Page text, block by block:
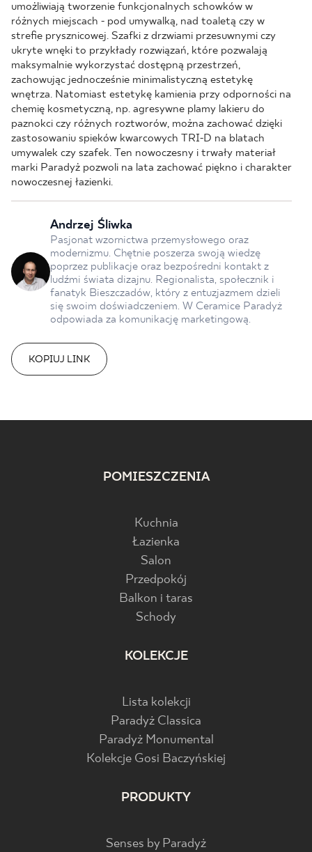
umożliwiają tworzenie funkcjonalnych schowków w
różnych miejscach - pod umywalką, nad toaletą czy w
strefie prysznicowej. Szafki z drzwiami przesuwnymi czy
ukryte wnęki to przykłady rozwiązań, które pozwalają
maksymalnie wykorzystać dostępną przestrzeń,
zachowując jednocześnie minimalistyczną estetykę
wnętrza. Natomiast estetykę kamienia przy odporności na
chemię kosmetyczną, np. agresywne plamy lakieru do
paznokci czy różnych roztworów, można zachować dzięki
zastosowaniu spieków kwarcowych TRI-D na blatach
umywalek czy szafek. Ten nowoczesny i trwały materiał
marki Paradyż pozwoli na lata zachować piękno i charakter
nowoczesnej łazienki.
Andrzej Śliwka
Pasjonat wzornictwa przemysłowego oraz
modernizmu. Chętnie poszerza swoją wiedzę
poprzez publikacje oraz bezpośredni kontakt z
ludźmi świata dizajnu. Regionalista, społecznik i
fanatyk Bieszczadów, który z entuzjazmem dzieli
się swoim doświadczeniem. W Ceramice Paradyż
odpowiada za komunikację marketingową.
KOPIUJ LINK
POMIESZCZENIA
Kuchnia
Łazienka
Salon
Przedpokój
Balkon i taras
Schody
KOLEKCJE
Lista kolekcji
Paradyż Classica
Paradyż Monumental
Kolekcje Gosi Baczyńskiej
PRODUKTY
Senses by Paradyż